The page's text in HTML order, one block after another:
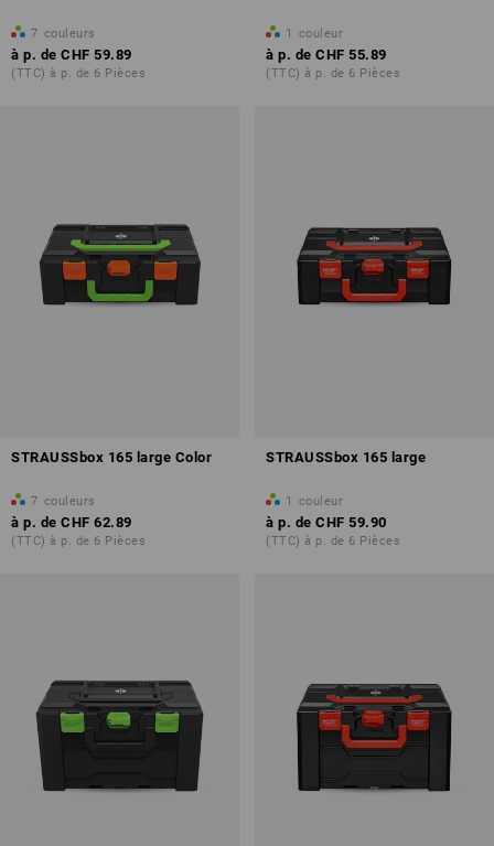
7 couleurs
à p. de CHF 59.89
(TTC) à p. de 6 Pièces
1 couleur
à p. de CHF 55.89
(TTC) à p. de 6 Pièces
STRAUSSbox 165 large Color
7 couleurs
à p. de CHF 62.89
(TTC) à p. de 6 Pièces
STRAUSSbox 165 large
1 couleur
à p. de CHF 59.90
(TTC) à p. de 6 Pièces